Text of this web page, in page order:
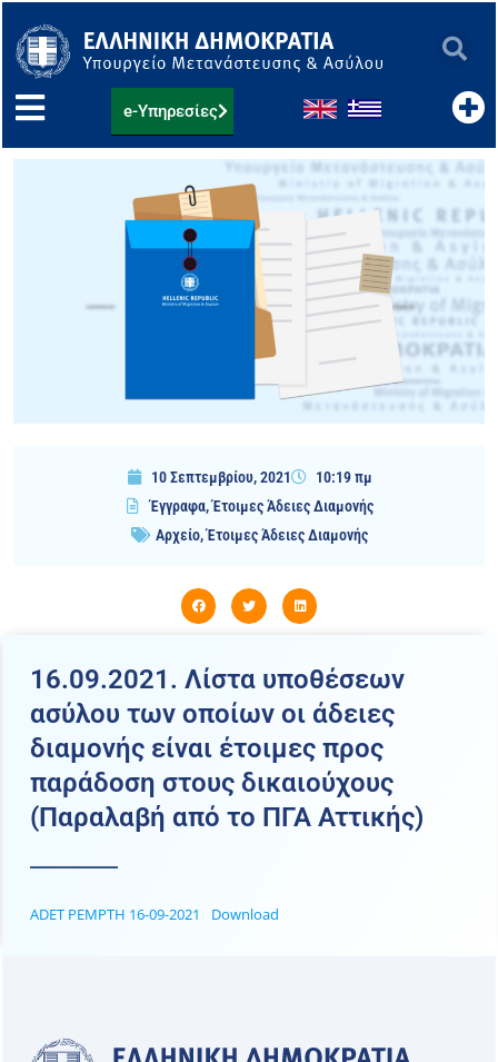
στο
περιεχόμενο
e-Υπηρεσίες
10 Σεπτεμβρίου, 2021
10:19 πμ
Έγγραφα,Έτοιμες Άδειες Διαμονής
Αρχείο,Έτοιμες Άδειες Διαμονής
16.09.2021. Λίστα υποθέσεων
ασύλου των οποίων οι άδειες
διαμονής είναι έτοιμες προς
παράδοση στους δικαιούχους
(Παραλαβή από το ΠΓΑ Αττικής)
ADET PEMPTH 16-09-2021 Download